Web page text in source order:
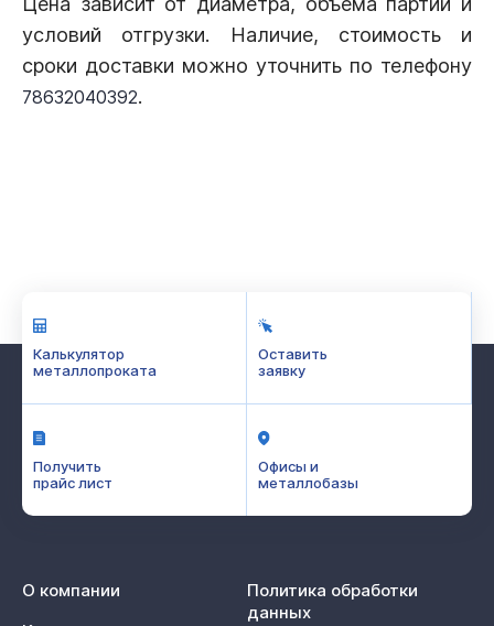
условий отгрузки. Наличие, стоимость и
сроки доставки можно уточнить по телефону
78632040392.
Калькулятор
металлопроката
Оставить
заявку
Получить
прайс лист
Офисы и
металлобазы
О компании
Политика обработки
данных